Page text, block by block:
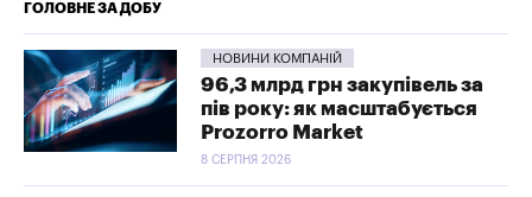
ГОЛОВНЕ ЗА ДОБУ
НОВИНИ КОМПАНІЙ
96,3 млрд грн закупівель за
пів року: як масштабується
Prozorro Market
8 СЕРПНЯ 2026